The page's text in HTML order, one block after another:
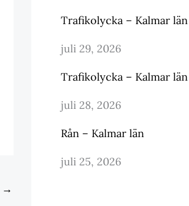
→
Trafikolycka – Kalmar län
juli 29, 2026
Trafikolycka – Kalmar län
juli 28, 2026
Rån – Kalmar län
juli 25, 2026